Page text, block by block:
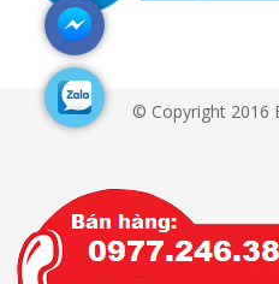
© Copyright 2016